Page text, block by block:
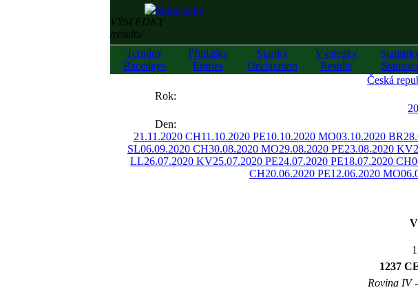
VÝSLEDKY
/results/
Termíny
Racedays
Přihlášky
Entries
Startky
Declaration
Výsledky
Results
Česká
Rok:
Den:
21.11.2020 CH11.10.2020 PE10.10.2020 MO03.10.2020 BR
SL06.09.2020 CH30.08.2020 MO29.08.2020 PE23.08.2020 KV
LL26.07.2020 KV25.07.2020 PE24.07.2020 PE18.07.2020 CH
CH20.06.2020 PE12.06.2020 MO
1237
Rovina IV